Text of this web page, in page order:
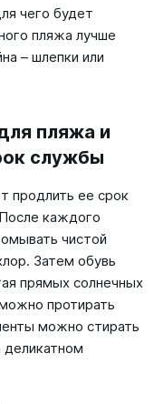
чего будет
пляжа лучше
– шлепки или
пляжа и
службы
продлить ее срок
каждого
чистой
Затем обувь
прямых солнечных
протирать
можно стирать
деликатном